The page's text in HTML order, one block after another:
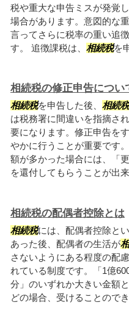
税や重大な申告ミスが発覚
場合があります。意図的な
言ってさらに税率の重い追
す。 追徴課税は、 相続税を
相続税の修正申告につい
相続税を申告した後、 相続税
は税務署に間違いを指摘さ
要になります。修正申告を
やかに行うことが重要です
額が多かった場合には、「
を還付してもらうことが出
相続税の配偶者控除とは
相続税には、配偶者控除と
あった後、配偶者の生活が
さないようにある程度の配
れている制度です。「1億
分」のいずれか大きい金額
どの場合、受けることので